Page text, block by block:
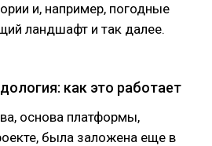
и, например, погодные
ландшафт и так далее.
как это работает
основа платформы,
была заложена еще в